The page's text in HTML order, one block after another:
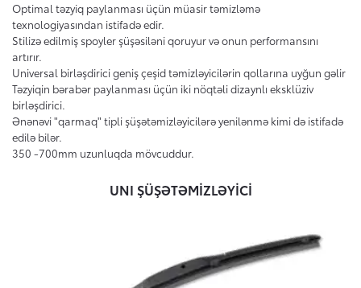
Optimal təzyiq paylanması üçün müasir təmizləmə
texnologiyasından istifadə edir.
Stilizə edilmiş spoyler şüşəsiləni qoruyur və onun performansını
artırır.
Universal birləşdirici geniş çeşid təmizləyicilərin qollarına uyğun gəlir
Təzyiqin bərabər paylanması üçün iki nöqtəli dizaynlı eksklüziv
birləşdirici.
Ənənəvi "qarmaq" tipli şüşətəmizləyicilərə yenilənmə kimi də istifadə
edilə bilər.
350 -700mm uzunluqda mövcuddur.
UNI ŞÜŞƏTƏMİZLƏYİCİ